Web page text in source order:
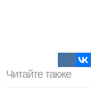
Читайте также